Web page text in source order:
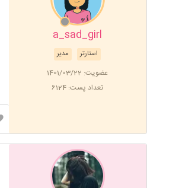
a_sad_girl
مدیر استارتر
عضویت: 1401/03/22
تعداد پست: 6124